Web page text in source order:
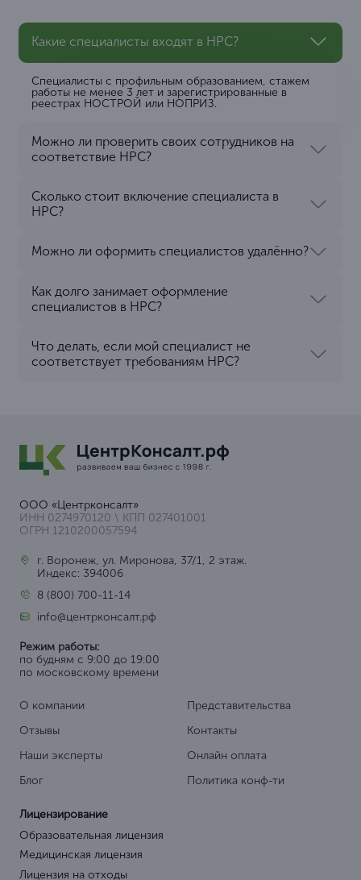
Какие специалисты входят в НРС?
Специалисты с профильным образованием, стажем
работы не менее 3 лет и зарегистрированные в
реестрах НОСТРОЙ или НОПРИЗ.
Можно ли проверить своих сотрудников на
соответствие НРС?
Сколько стоит включение специалиста в
НРС?
Можно ли оформить специалистов удалённо?
Как долго занимает оформление
специалистов в НРС?
Что делать, если мой специалист не
соответствует требованиям НРС?
ООО «Центрконсалт»
ИНН 0274970120 \ КПП 027401001
ОГРН 1210200057594
г. Воронеж, ул. Миронова, 37/1, 2 этаж.
Индекс: 394006
8 (800) 700-11-14
info@центрконсалт.рф
Режим работы:
по будням с 9:00 до 19:00
по московскому времени
О компании
Отзывы
Наши эксперты
Блог
Представительства
Контакты
Онлайн оплата
Политика конф-ти
Лицензирование
Образовательная лицензия
Медицинская лицензия
Лицензия на отходы